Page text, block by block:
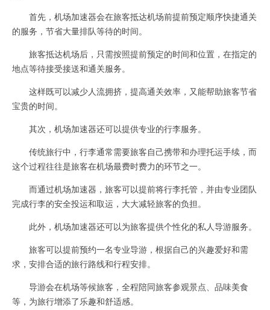
首先，机场加速器会在旅客抵达机场前提前预定顺序快捷通关
的服务，节省大量排队等待的时间。
旅客抵达机场后，只需按照提前预定的时间和位置，在指定的
地点等待接受接送和通关服务。
这样既可以减少人流拥挤，提高通关效率，又能帮助旅客节省
宝贵的时间。
其次，机场加速器还可以提供专业的行李服务。
传统旅行中，行李通常需要旅客自己携带和办理托运手续，而
这个过程往往是旅客在机场最费时费力的环节之一。
而通过机场加速器，旅客可以提前将行李托管，并由专业团队
完成行李的安全投运和取运，大大减轻旅客的负担。
此外，机场加速器还可以为旅客提供个性化的私人导游服务。
旅客可以提前预约一名专业导游，根据自己的兴趣爱好和需
求，安排合适的旅行路线和行程安排。
导游会在机场等候旅客，全程陪同旅客参观景点、品味美食
等，为旅行增添了乐趣和舒适感。